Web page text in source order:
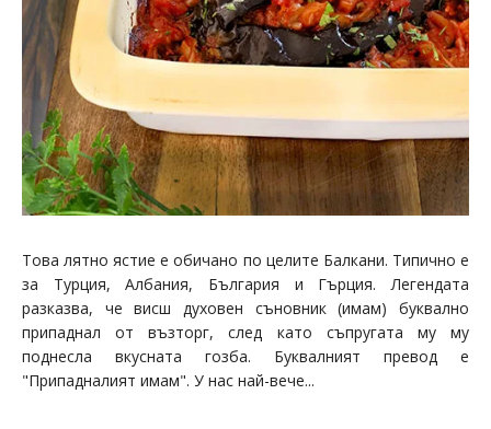
Това лятно ястие е обичано по целите Балкани. Типично е
за Турция, Албания, България и Гърция. Легендата
разказва, че висш духовен съновник (имам) буквално
припаднал от възторг, след като съпругата му му
поднесла вкусната гозба. Буквалният превод е
"Припадналият имам". У нас най-вече...